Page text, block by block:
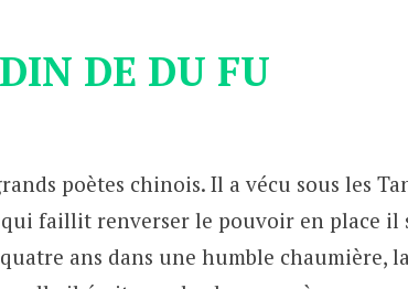
DE DU FU
poètes chinois. Il a vécu sous les
faillit renverser le pouvoir en place il
ans dans une humble chaumière,